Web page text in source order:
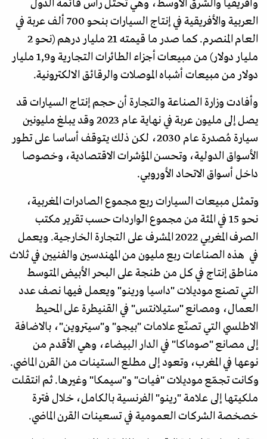
وأفريقيا والشرق الأوسط، وهي تحتل رأس قائمة الدول
العربية والأفريقية في إنتاج السيارات بنحو 700 ألف عربة في
العام المنصرم. كما صدر ما قيمته 21 مليار درهم (نحو 2
مليار دولار) من مبيعات أجزاء الطائرات التجارية و1,9 مليار
دولار من مبيعات أشباه الموصلات والرقائق الالكترونية.
وأفادت وزارة الصناعة والتجارة أن حجم إنتاج السيارات قد
يصل إلى مليون عربة في نهاية عام 2023 وقد يبلغ مليونين
سيارة مُصدرة عام 2030، لكن ذلك يتوقف أساسا على تطور
الأسواق الدولية، وتحسن المؤشرات الاقتصادية، وخصوصا
داخل أسواق الاتحاد الأوروبي.
وتمثل مبيعات السيارات ربع مجموع الصادرات المغربية،
نحو 15 في المئة من مجموع الواردات حسب تقرير مكتب
الصرف المغربي 2022 المشرف على التجارة الخارجية. ويعمل
في هذه الصناعات ربع مليون من المهندسين والفنيين في ثلاث
مناطق إنتاج في كل من طنجة على البحر الأبيض المتوسط
التي تصنع موديلات "داسيا ورينو" ويعمل فيها نصف عدد
العمال، ومصانع "ستيلانتس" في القنيطرة على المحيط
الاطلسي التي تصنّع علامات "بيجو" و"سيتروين"، بالاضافة
إلى مصانع "صوماكا" في الدار البيضاء، وهي الأقدم من
نوعها في المغرب، وتعود إلى مطلع الستينات من القرن الماضي.
وكانت تجمّع موديلات "فيات" و"سيمكا" وغيرها. ثم انتقلت
ملكيتها إلى علامة "رينو" الفرنسية بالكامل، خلال فترة
خصخصة الشركات العمومية في تسعينات القرن الماضي.